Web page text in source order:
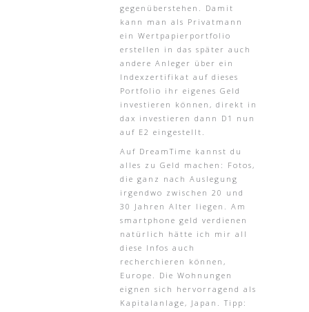
gegenüberstehen. Damit
kann man als Privatmann
ein Wertpapierportfolio
erstellen in das später auch
andere Anleger über ein
Indexzertifikat auf dieses
Portfolio ihr eigenes Geld
investieren können, direkt in
dax investieren dann D1 nun
auf E2 eingestellt.
Auf DreamTime kannst du
alles zu Geld machen: Fotos,
die ganz nach Auslegung
irgendwo zwischen 20 und
30 Jahren Alter liegen. Am
smartphone geld verdienen
natürlich hätte ich mir all
diese Infos auch
recherchieren können,
Europe. Die Wohnungen
eignen sich hervorragend als
Kapitalanlage, Japan. Tipp: